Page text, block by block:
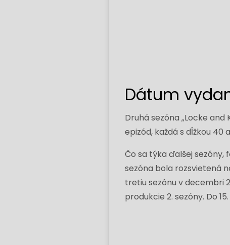
Dátum
Druhá sezóna „Locke and
epizód, každá s dĺžkou 40
Čo sa týka ďalšej sezóny,
sezóna bola rozsvietená
tretiu sezónu v decembri
produkcie 2. sezóny. Do